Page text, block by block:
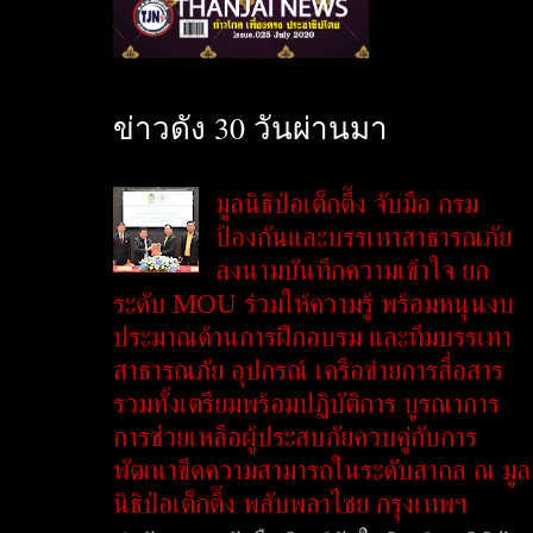
ข่าวดัง 30 วันผ่านมา
มูลนิธิป่อเต็กตึ๊ง จับมือ กรม
ป้องกันและบรรเทาสาธารณภัย
ลงนามบันทึกความเข้าใจ ยก
ระดับ MOU ร่วมให้ความรู้ พร้อมหนุนงบ
ประมาณด้านการฝึกอบรม และทีมบรรเทา
สาธารณภัย อุปกรณ์ เครือข่ายการสื่อสาร
รวมทั้งเตรียมพร้อมปฏิบัติการ บูรณาการ
การช่วยเหลือผู้ประสบภัยควบคู่กับการ
พัฒนาขีดความสามารถในระดับสากล ณ มูล
นิธิป่อเต็กตึ๊ง พลับพลาไชย กรุงเทพฯ